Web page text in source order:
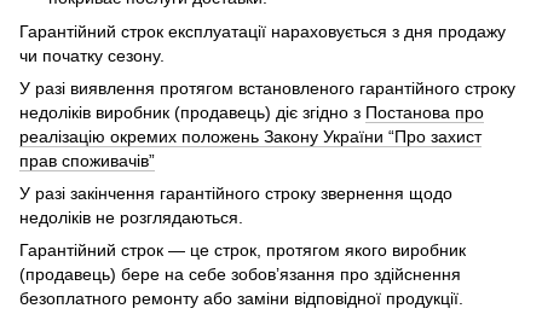
Гарантійний строк експлуатації нараховується з дня продажу
чи початку сезону.
У разі виявлення протягом встановленого гарантійного строку
недоліків виробник (продавець) діє згідно з Постанова про
реалізацію окремих положень Закону України “Про захист
прав споживачів”
У разі закінчення гарантійного строку звернення щодо
недоліків не розглядаються.
Гарантійний строк — це строк, протягом якого виробник
(продавець) бере на себе зобов’язання про здійснення
безоплатного ремонту або заміни відповідної продукції.